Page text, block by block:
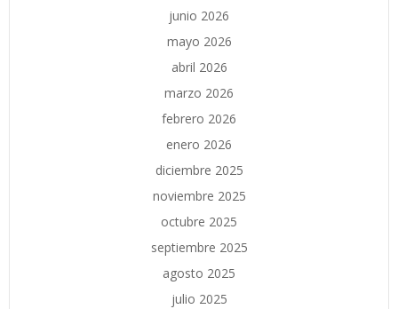
junio 2026
mayo 2026
abril 2026
marzo 2026
febrero 2026
enero 2026
diciembre 2025
noviembre 2025
octubre 2025
septiembre 2025
agosto 2025
julio 2025